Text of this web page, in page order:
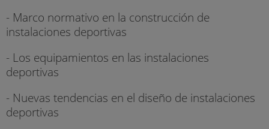
- Marco normativo en la construcción de
instalaciones deportivas
- Los equipamientos en las instalaciones
deportivas
- Nuevas tendencias en el diseño de instalaciones
deportivas​